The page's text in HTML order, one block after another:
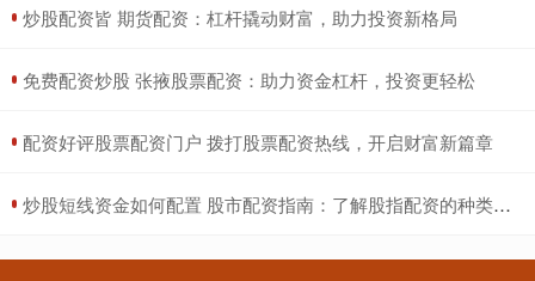
​炒股配资皆 期货配资：杠杆撬动财富，助力投资新格局
​免费配资炒股 张掖股票配资：助力资金杠杆，投资更轻松
​配资好评股票配资门户 拨打股票配资热线，开启财富新篇章
​炒股短线资金如何配置 股市配资指南：了解股指配资的种类和风险